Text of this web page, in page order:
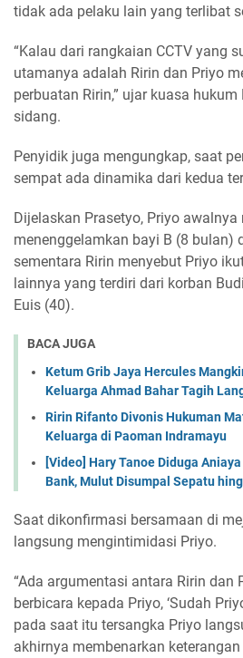
tidak ada pelaku lain yang terlibat
“Kalau dari rangkaian CCTV yang
utamanya adalah Ririn dan Priyo
perbuatan Ririn,” ujar kuasa
sidang.
Penyidik juga mengungkap, saat
sempat ada dinamika dari kedua
Dijelaskan Prasetyo, Priyo
menenggelamkan bayi B (8 bulan)
sementara Ririn menyebut Priyo
lainnya yang terdiri dari korban
Euis (40).
BACA JUGA
Ketum Grib Jaya Hercules
Keluarga Ahmad Bahar Tagih
Ririn Rifanto Divonis Hukuman
Keluarga di Paoman Indramayu
[Video] Hary Tanoe Diduga
Bank, Mulut Disumpal Sepatu
Saat dikonfirmasi bersamaan di
langsung mengintimidasi Priyo.
“Ada argumentasi antara Ririn dan
berbicara kepada Priyo, ‘Sudah
pada saat itu tersangka Priyo
akhirnya membenarkan